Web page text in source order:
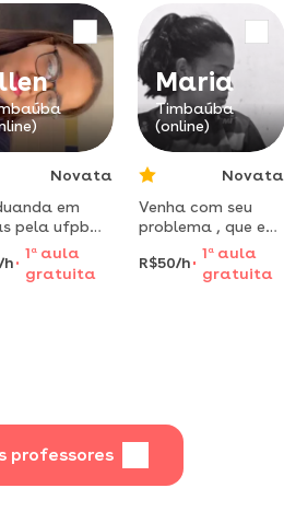
na área.
tenho cursos em
intervenções
inclusivas, aulas
didática e
metodologia
diversas. posso
apoiar em tarefas
de casas,
Novata
em
pela ufpb
como
pela gre
o
o
de forma
h
1 a aula
gratuita
Maria
Timbaúba
(online)
Novata
Venha com seu
problema , que eu
vou com a solução
, ajudo vc com
suas atividades
R$50/h
1 aaula
gratuita
professores